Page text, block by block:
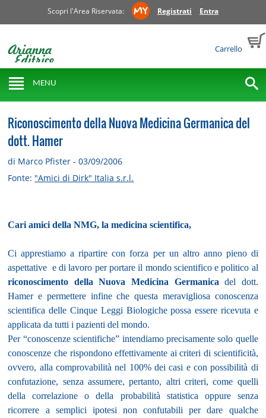
Scopri l'Area Riservata: Registrati Entra
Carrello
MENU
Riconoscimento della Nuova Medicina Germanica del
dott. Hamer
di Marco Pfister - 03/09/2006
Fonte: "Amici di Dirk" Italia s.r.l.
Cari amici della NMG, la medicina scientifica,
Ci apprestiamo a ripartire con forza per un altro anno pieno di
aspettative e di lavoro per portare il mondo scientifico e politico al
riconoscimento della Nuova Medicina Germanica del dott.
Hamer e permettere infine che questa meravigliosa conoscenza
scientifica delle Cinque Leggi Biologiche possa essere ricevuta e
applicata da tutti i pazienti del mondo.
Per “conoscenze scientifiche” intendiamo precisamente solo quelle
conoscenze che rispondono effettivamente ai criteri di scientificità,
ovvero, alla comprovabilità nel 100% dei casi e con possibilità di
confutazione, senza assumere, pertanto, altri criteri, come quelli
della correlazione o della probabilità statistica oppure senza
ricorrere a semplici ipotesi non confutabili per dare qualche